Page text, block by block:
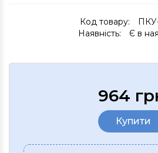
Код товару:
Наявність:
Є в
964
Купити